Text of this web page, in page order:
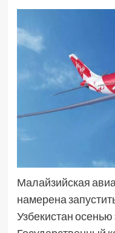
Малайзийская
намерена
Узбекистан